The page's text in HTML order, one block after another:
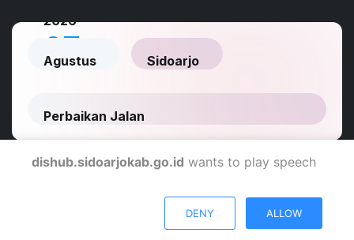
Dinas Komunikasi Dan Informatika Kabupaten Sidoarjo
© 2024
dishub.sidoarjokab.go.id wants to play speech
DENY ALLOW